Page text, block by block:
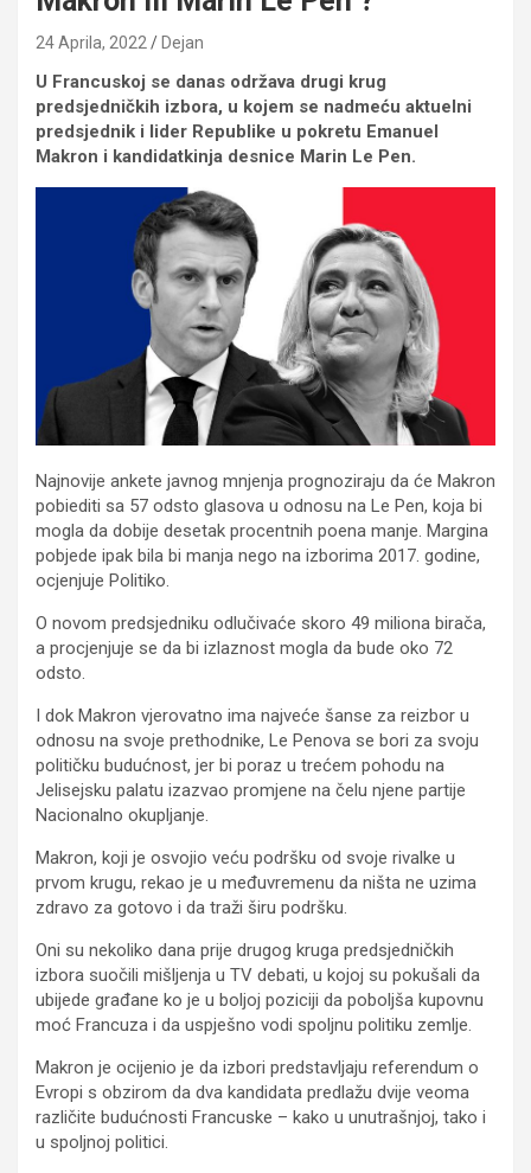
24 Aprila, 2022 Dejan
U Francuskoj se danas održava drugi krug
predsjedničkih izbora, u kojem se nadmeću aktuelni
predsjednik i lider Republike u pokretu Emanuel
Makron i kandidatkinja desnice Marin Le Pen.
Najnovije ankete javnog mnjenja prognoziraju da će Makron
pobiediti sa 57 odsto glasova u odnosu na Le Pen, koja bi
mogla da dobije desetak procentnih poena manje. Margina
pobjede ipak bila bi manja nego na izborima 2017. godine,
ocjenjuje Politiko.
O novom predsjedniku odlučivaće skoro 49 miliona birača,
a procjenjuje se da bi izlaznost mogla da bude oko 72
odsto.
I dok Makron vjerovatno ima najveće šanse za reizbor u
odnosu na svoje prethodnike, Le Penova se bori za svoju
političku budućnost, jer bi poraz u trećem pohodu na
Jelisejsku palatu izazvao promjene na čelu njene partije
Nacionalno okupljanje.
Makron, koji je osvojio veću podršku od svoje rivalke u
prvom krugu, rekao je u međuvremenu da ništa ne uzima
zdravo za gotovo i da traži širu podršku.
Oni su nekoliko dana prije drugog kruga predsjedničkih
izbora suočili mišljenja u TV debati, u kojoj su pokušali da
ubijede građane ko je u boljoj poziciji da poboljša kupovnu
moć Francuza i da uspješno vodi spoljnu politiku zemlje.
Makron je ocijenio je da izbori predstavljaju referendum o
Evropi s obzirom da dva kandidata predlažu dvije veoma
različite budućnosti Francuske – kako u unutrašnjoj, tako i
u spoljnoj politici.